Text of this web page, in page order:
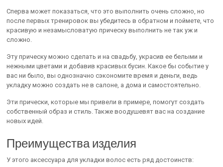
Сперва может показаться, что это выполнить очень сложно, но
после первых тренировок вы убедитесь в обратном и поймете, что
красивую и незамысловатую прическу выполнить не так уж и
сложно.
Эту прическу можно сделать и на свадьбу, украсив ее белыми и
нежными цветами и добавив красивых бусин. Какое бы событие у
вас ни было, вы однозначно сэкономите время и деньги, ведь
укладку можно создать не в салоне, а дома и самостоятельно.
Эти прически, которые мы привели в примере, помогут создать
собственный образ и стиль. Также воодушевят вас на создание
новых идей.
Преимущества изделия
У этого аксессуара для укладки волос есть ряд достоинств: